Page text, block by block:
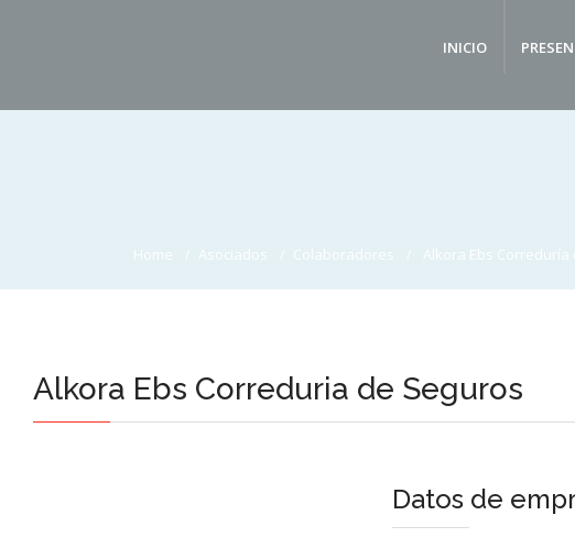
INICIO
Home Asociados Colaboradores Alkora Ebs Correduría
Alkora Ebs Correduria de Seguros
Datos de